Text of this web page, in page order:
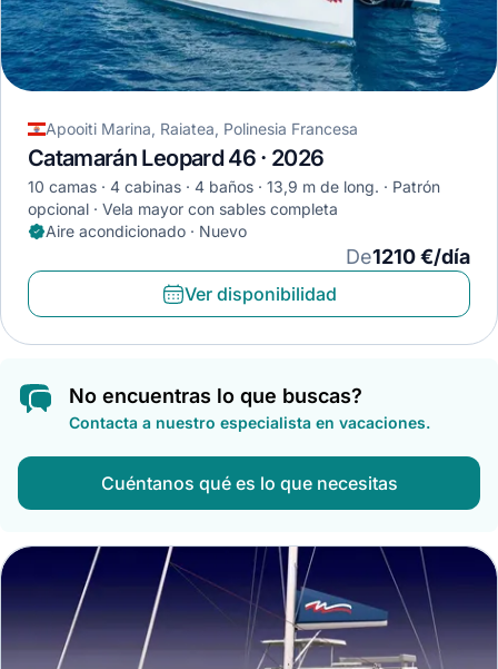
Apooiti Marina, Raiatea, Polinesia Francesa
Catamarán Leopard 46 · 2026
10 camas 4 cabinas 4 baños 13,9 m de long.
Patrón
opcional
Vela mayor con sables completa
Aire acondicionado · Nuevo
De1210 €/día
Ver disponibilidad
No encuentras lo que buscas?
Contacta a nuestro especialista en vacaciones.
Cuéntanos qué es lo que necesitas